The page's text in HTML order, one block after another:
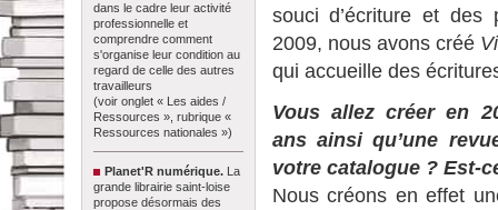
dans le cadre leur activité
professionnelle et
comprendre comment
s'organise leur condition au
regard de celle des autres
travailleurs
(voir onglet « Les aides /
Ressources », rubrique «
Ressources nationales »)
Planet'R numérique. La
grande librairie saint-loise
propose désormais des
souci d’écriture et des
2009, nous avons créé
qui accueille des
Vous allez créer en
ans ainsi qu’une
votre catalogue ? Est-
Nous créons en effet